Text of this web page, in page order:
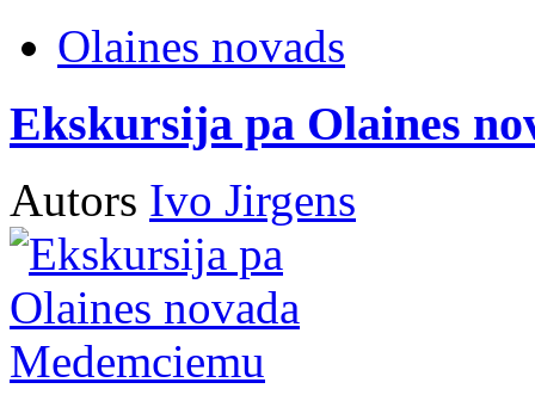
Olaines novads
Ekskursija pa Olaines
Autors Ivo Jirgens